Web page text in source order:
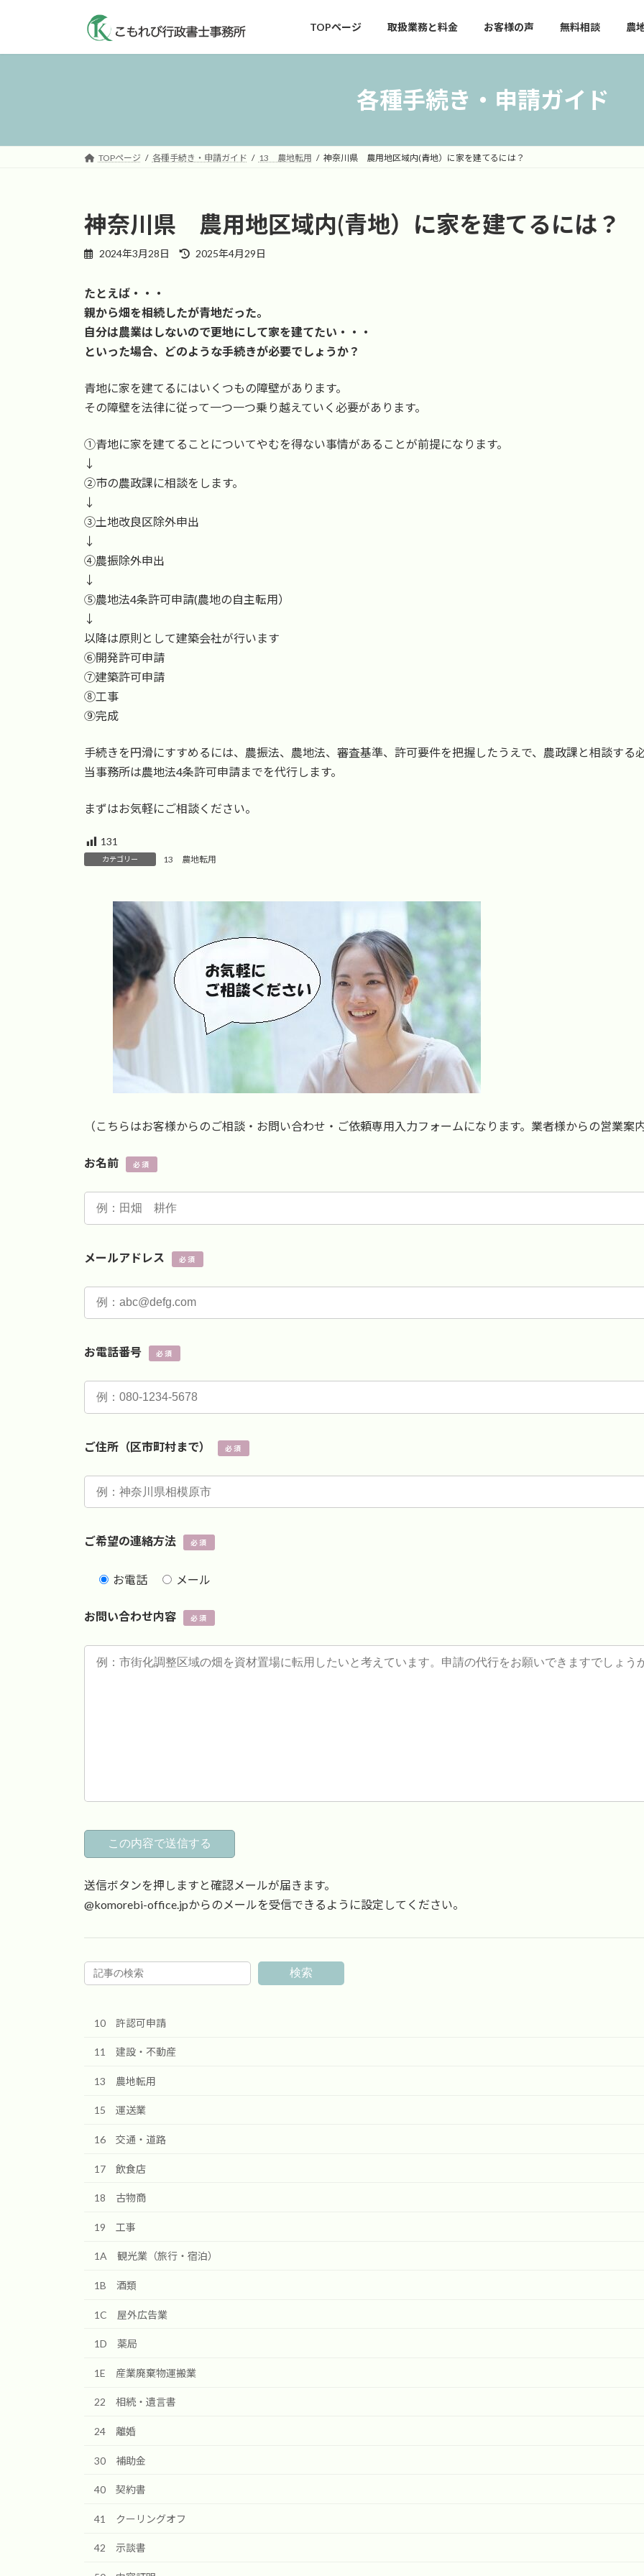
ッ
移
TOPページ 取扱業務と料金 お客様の声 無料相談 農
各種手続き・申請ガイド
TOPページ 各種手続き・申請ガイド 13 農地転用 神奈川県 農用地区域内(青地）に家を建てるには？
神奈川県 農用地区域内(青地）に家を建てるには？
2024年3月28日
最
日
:
2025年4月29日
たとえば・・・
親から畑を相続したが青地だった。
自分は農業はしないので更地にして家を建てたい・・・
といった場合、どのような手続きが必要でしょうか？
青地に家を建てるにはいくつもの障壁があります。
その障壁を法律に従って一つ一つ乗り越えていく必要があります。
①青地に家を建てることについてやむを得ない事情があることが前提になります。
↓
②市の農政課に相談をします。
↓
③土地改良区除外申出
↓
④農振除外申出
↓
⑤農地法4条許可申請(農地の自主転用）
↓
以降は原則として建築会社が行います
⑥開発許可申請
⑦建築許可申請
⑧工事
⑨完成
手続きを円滑にすすめるには、農振法、農地法、審査基準、許可要件を把握したうえで、農政課と相談する必
当事務所は農地法4条許可申請までを代行します。
まずはお気軽にご相談ください。
131
カテゴリー 13 農地転用
（こちらはお客様からのご相談・お問い合わせ・ご依頼専用入力フォームになります。業者様からの営業案
お名前 必須
メールアドレス 必須
お電話番号 必須
ご住所（区市町村まで） 必須
ご希望の連絡方法 必須
お電話 メール
お問い合わせ内容 必須
送信ボタンを押しますと確認メールが届きます。
@komorebi-office.jpからのメールを受信できるように設定してください。
検索
10 許認可申請
11 建設・不動産
13 農地転用
15 運送業
16 交通・道路
17 飲食店
18 古物商
19 工事
1A 観光業（旅行・宿泊）
1B 酒類
1C 屋外広告業
1D 薬局
1E 産業廃棄物運搬業
22 相続・遺言書
24 離婚
30 補助金
40 契約書
41 クーリングオフ
42 示談書